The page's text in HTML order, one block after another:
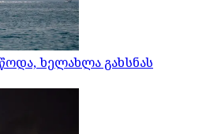
ხელახლა გახსნას